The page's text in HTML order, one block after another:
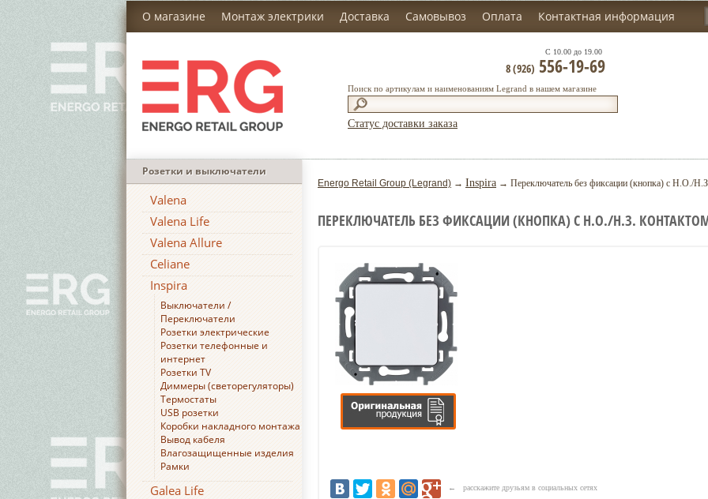
О магазине Монтаж электрики Доставка Самовывоз Оплата Контактная информация
Поиск по артикулам и наименованиям Legrand в нашем магазине
С 10.00 до 19.00
8 (926) 556-19-69
Статус доставки заказа
Розетки и выключатели
Valena
Valena Life
Valena Allure
Celiane
Inspira
Выключатели /
Переключатели
Розетки электрические
Розетки телефонные и
интернет
Розетки TV
Диммеры (светорегуляторы)
Термостаты
USB розетки
Коробки накладного монтажа
Вывод кабеля
Влагозащищенные изделия
Рамки
Galea Life
Energo Retail Group (Legrand) → Inspira → Переключатель без фиксации (кнопка) с Н.О./
ПЕРЕКЛЮЧАТЕЛЬ БЕЗ ФИКСАЦИИ (КНОПКА) С Н.О./Н.З. КОНТАКТОМ
← расскажите друзьям в социальных сетях